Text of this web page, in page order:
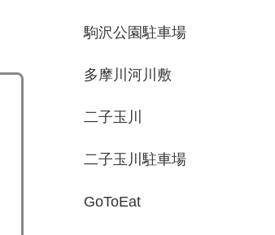
駒沢公園駐車場
多摩川河川敷
二子玉川
二子玉川駐車場
GoToEat